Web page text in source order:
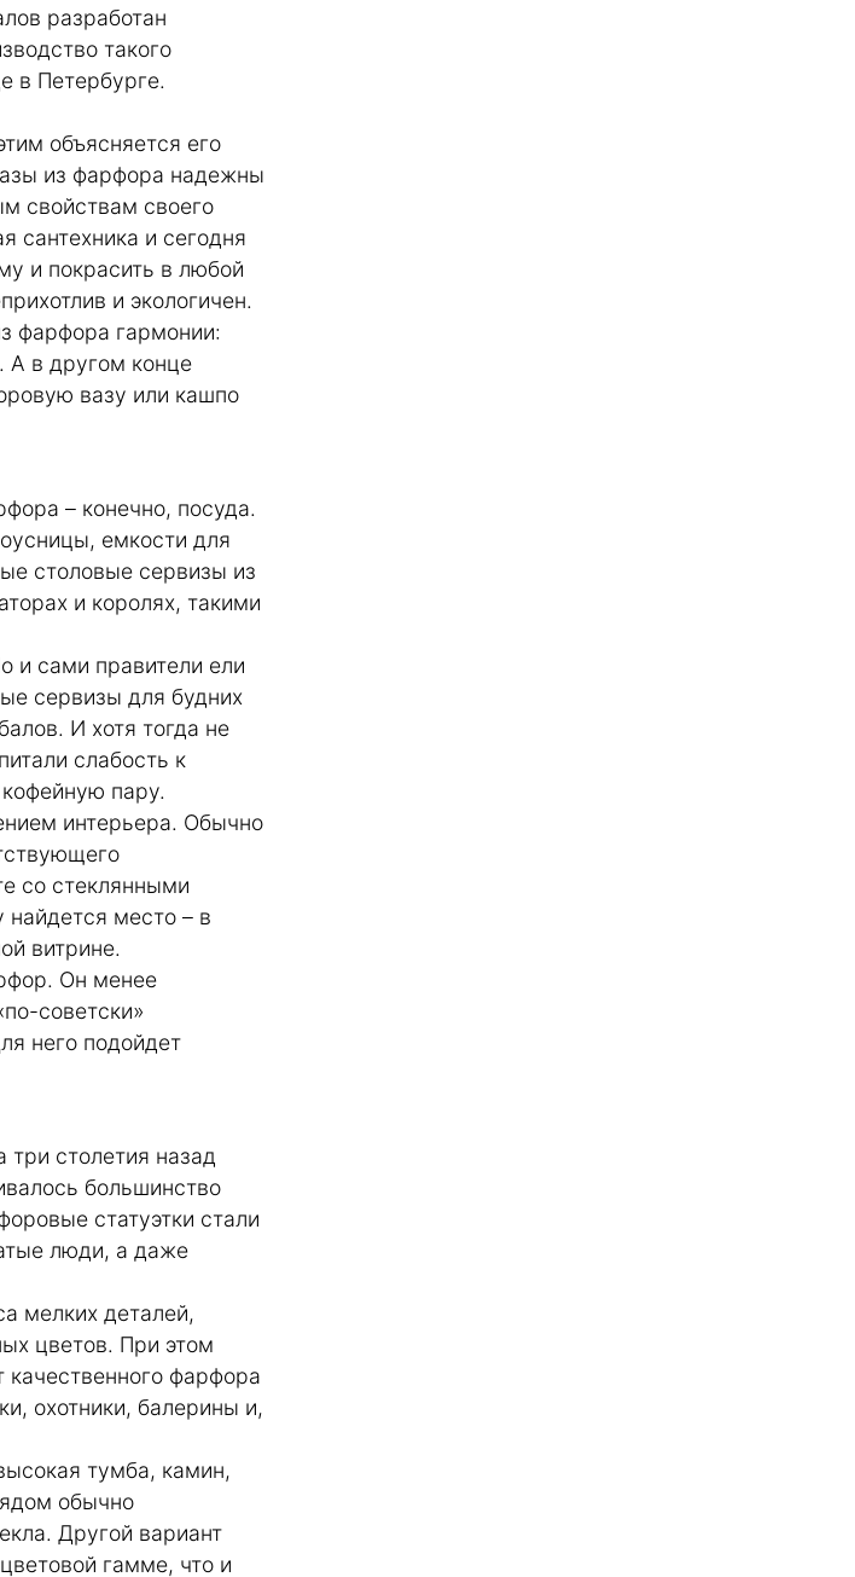
разработан
такого
в Петербурге.
объясняется его
из фарфора надежны
свойствам своего
сантехника и сегодня
и покрасить в любой
и экологичен.
фарфора гармонии:
А в другом конце
вазу или кашпо
– конечно, посуда.
емкости для
столовые сервизы из
и королях, такими
и сами правители ели
сервизы для будних
И хотя тогда не
слабость к
пару.
интерьера. Обычно
со стеклянными
место – в
витрине.
Он менее
советски»
него подойдет
столетия назад
большинство
статуэтки стали
люди, а даже
мелких деталей,
цветов. При этом
качественного фарфора
охотники, балерины и,
тумба, камин,
обычно
Другой вариант
гамме, что и